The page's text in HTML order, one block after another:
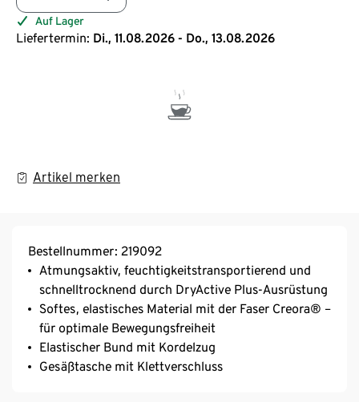
Auf Lager
Liefertermin: Di., 11.08.2026 - Do., 13.08.2026
Artikel merken
Bestellnummer: 219092
Atmungsaktiv, feuchtigkeitstransportierend und
schnelltrocknend durch DryActive Plus-Ausrüstung
Softes, elastisches Material mit der Faser Creora® –
für optimale Bewegungsfreiheit
Elastischer Bund mit Kordelzug
Gesäßtasche mit Klettverschluss